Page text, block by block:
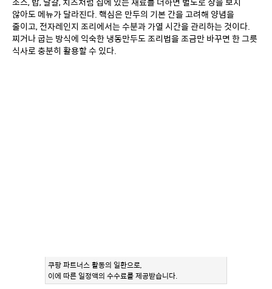
않아도 메뉴가 달라진다. 핵심은 만두의 기본 간을 고려해 양념을
줄이고, 전자레인지 조리에서는 수분과 가열 시간을 관리하는 것이다.
찌거나 굽는 방식에 익숙한 냉동만두도 조리법을 조금만 바꾸면 한 그릇
식사로 충분히 활용할 수 있다.
쿠팡 파트너스 활동의 일환으로,
이에 따른 일정액의 수수료를 제공받습니다.